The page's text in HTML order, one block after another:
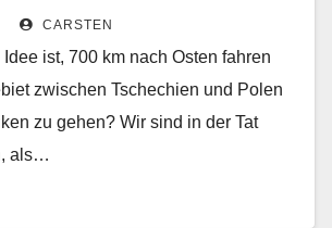
CARSTEN
ist, 700 km nach Osten fahren
zwischen Tschechien und Polen
zu gehen? Wir sind in der Tat
als…